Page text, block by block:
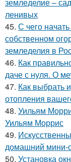
ленивых
45. С чего
собственном
земледелия в
46. Как
даче с нуля. О
47. Как выбрать
отопления
48. Уильям
Уильям Моррис
49.
домашний мини-
50. Установка